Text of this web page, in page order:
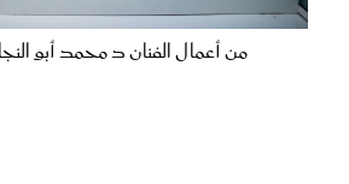
من أعمال الفنان د محمد أبو